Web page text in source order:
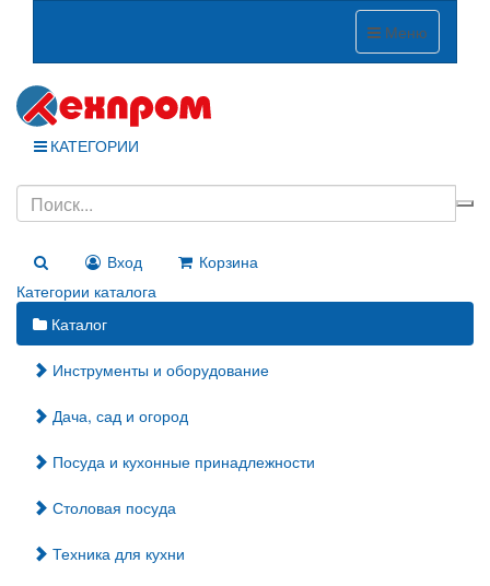
Меню
КАТЕГОРИИ
Вход
Корзина
Категории каталога
Каталог
Инструменты и оборудование
Дача, сад и огород
Посуда и кухонные принадлежности
Столовая посуда
Техника для кухни